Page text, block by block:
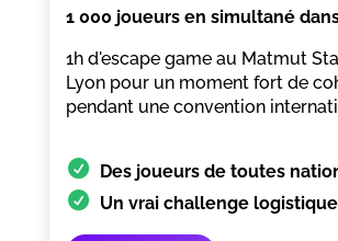
1 000 joueurs en simultané
1h d'escape game au Matmut
Lyon pour un moment fort de
pendant une convention
Des joueurs de toutes
Un vrai challenge logistique